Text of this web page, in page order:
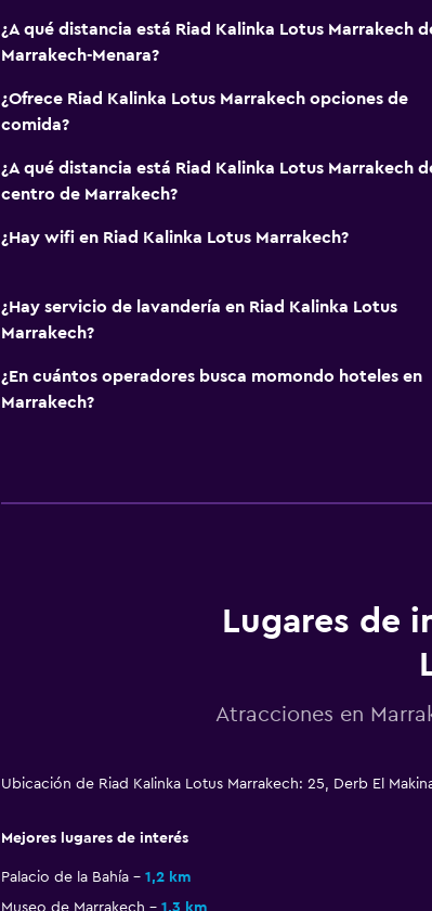
¿A qué distancia está Riad Kalinka Lotus Marrakech
Marrakech-Menara?
¿Ofrece Riad Kalinka Lotus Marrakech opciones de
comida?
¿A qué distancia está Riad Kalinka Lotus Marrakech
centro de Marrakech?
¿Hay wifi en Riad Kalinka Lotus Marrakech?
¿Hay servicio de lavandería en Riad Kalinka Lotus
Marrakech?
¿En cuántos operadores busca momondo hoteles en
Marrakech?
Lugares de
Atracciones en
Ubicación de Riad Kalinka Lotus Marrakech: 25, Derb El
Mejores lugares de interés
Palacio de la Bahía 1,2 km